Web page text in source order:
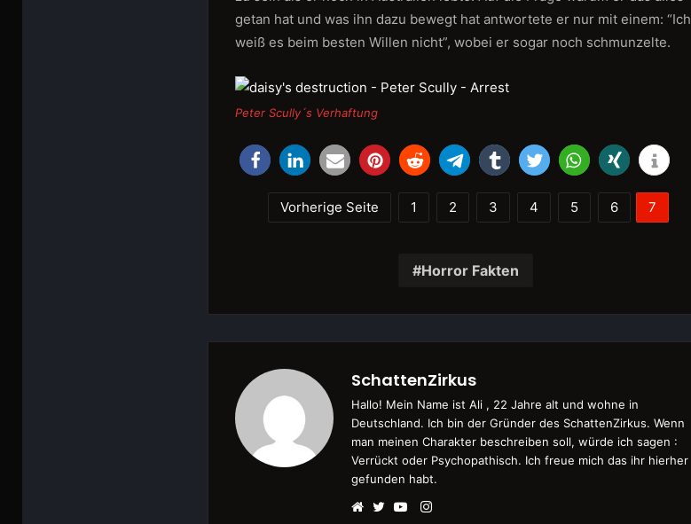
getan hat und was ihn dazu bewegt hat antwortete er nur mit einem: “Ich
weiß es beim besten Willen nicht”, wobei er sogar noch schmunzelte.
Peter Scully´s Verhaftung
Vorherige Seite 1 2 3 4 5 6 7
Horror Fakten
SchattenZirkus
Hallo! Mein Name ist Ali , 22 Jahre alt und wohne in
Deutschland. Ich bin der Gründer des SchattenZirkus. Wenn
man meinen Charakter beschreiben soll, würde ich sagen :
Verrückt oder Psychopathisch. Ich freue mich das ihr hierher
gefunden habt.
Instagram